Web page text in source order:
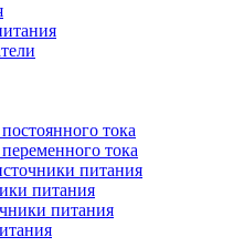
тока
тока
питания
питания
питания